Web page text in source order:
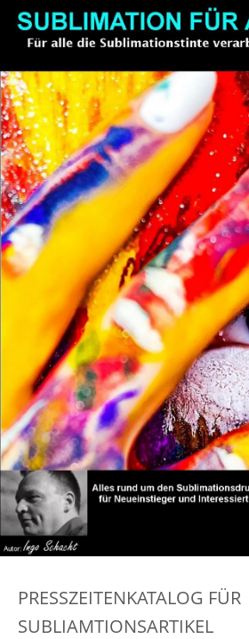
PRESSZEITENKATALOG FÜR
SUBLIAMTIONSARTIKEL